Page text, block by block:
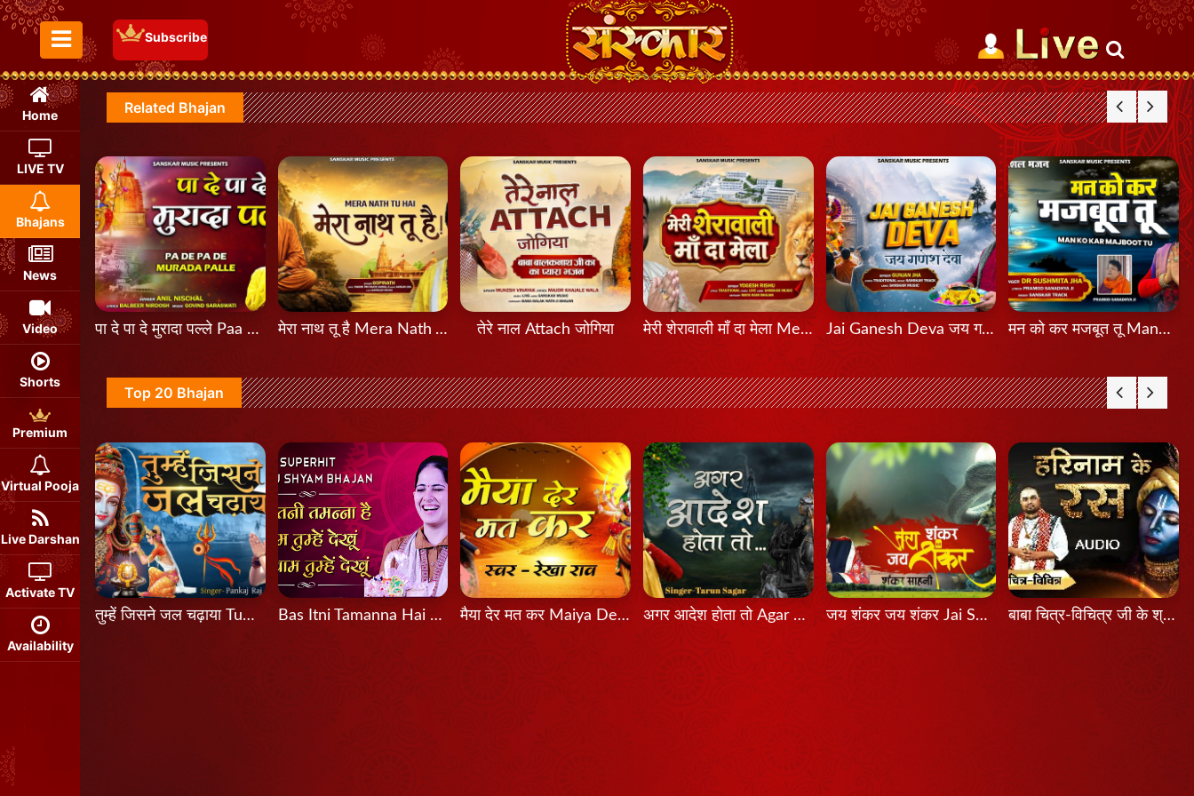
Toggle Menu
Subscribe
Home
LIVE TV
Bhajans
News
Video
Shorts
Premium
Virtual Pooja
Live Darshan
Activate TV
Availability
Related Bhajan
पा दे पा दे मुरादा पल्ले Paa De Paa De Murada Palle मेरा नाथ तू है Mera Nath Tu Hai तेरे नाल Attach जोगिया मेरी शेरावाली माँ दा मेला Meri Sherawali Maa Da Mela Jai Ganesh Deva जय गणेश देवा मन को कर मजबूत तू Mann Ko Kar Majboot Tu
Top 20 Bhajan
तुम्हें जिसने जल चढ़ाया Tumhein Jisne Jal Chadhaya Bas Itni Tamanna Hai - Jaya Kishori मैया देर मत कर Maiya Der Mat Kar अगर आदेश होता तो Agar Aadesh Hota To जय शंकर जय शंकर Jai Shankar Jai Shankar बाबा चित्र-विचित्र जी के श्री मुख से श्रवण कीजिए श्रीकृष्ण का यह भजन...हरिनाम के रस...latest Bhajan